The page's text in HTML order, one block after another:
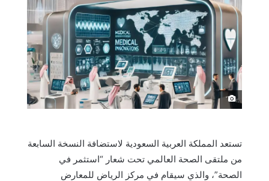
َ
تستعد المملكة العربية السعودية لاستضافة النسخة السابعة
من ملتقى الصحة العالمي تحت شعار “استثمر في
الصحة”، والذي سيقام في مركز الرياض للمعارض